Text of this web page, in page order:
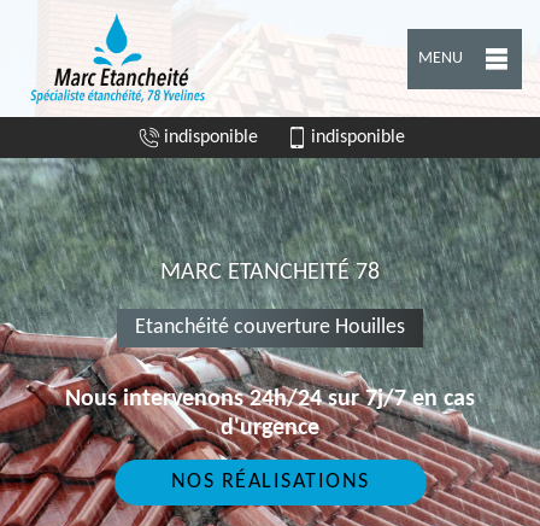
MENU
indisponible indisponible
MARC ETANCHEITÉ 78
Etanchéité couverture Houilles
Nous intervenons 24h/24 sur 7j/7 en cas
d'urgence
NOS RÉALISATIONS